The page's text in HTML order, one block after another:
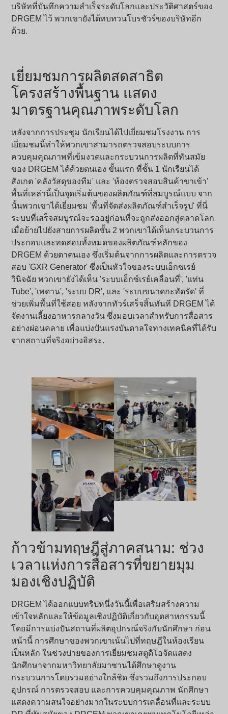
บริษัทที่บันทึกความสำเร็จระดับโลกและประวัติศาสตร์ของ
DRGEM ไว้ พวกเขายังได้ทบทวนโบรชัวร์ของบริษัทอีก
ด้วย.
เยี่ยมชมการผลิตสดสาธิต
โครงสร้างพื้นฐาน แสดง
มาตรฐานคุณภาพระดับโลก
หลังจากการประชุม นักเรียนได้ไปเยี่ยมชมโรงงาน การ
เยี่ยมชมนี้ทำให้พวกเขาสามารถตรวจสอบระบบการ
ควบคุมคุณภาพที่เข้มงวดและกระบวนการผลิตที่ทันสมัย
ของ DRGEM ได้ด้วยตนเอง ขั้นแรก ที่ชั้น 1 นักเรียนได้
สังเกต 'คลังวัสดุของทีม' และ 'ห้องตรวจสอบสินค้าขาเข้า'
พื้นที่เหล่านี้เป็นจุดเริ่มต้นของผลิตภัณฑ์ที่สมบูรณ์แบบ จาก
นั้นพวกเขาได้เยี่ยมชม 'พื้นที่จัดส่งผลิตภัณฑ์สำเร็จรูป' ที่นี่
ระบบที่เสร็จสมบูรณ์จะรออยู่ก่อนที่จะถูกส่งออกสู่ตลาดโลก
เมื่อย้ายไปยังสายการผลิตชั้น 2 พวกเขาได้เห็นกระบวนการ
ประกอบและทดสอบทั้งหมดของผลิตภัณฑ์หลักของ
DRGEM ด้วยตาตนเอง ซึ่งเริ่มต้นจากการผลิตและการตรวจ
สอบ 'GXR Generator' ซึ่งเป็นหัวใจของระบบเอ็กซเรย์
วินิจฉัย พวกเขายังได้เห็น 'ระบบเอ็กซ์เรย์เคลื่อนที่', 'แท่น
Tube', 'เพดาน', 'ระบบ DR', และ 'ระบบขนาดกะทัดรัด' ที่
ช่วยเพิ่มพื้นที่ใช้สอย หลังจากทัวร์เสร็จสิ้นทันที DRGEM ได้
จัดงานเลี้ยงอาหารกลางวัน ซึ่งมอบเวลาสำหรับการสื่อสาร
อย่างผ่อนคลาย เพื่อแบ่งปันแรงบันดาลใจทางเทคนิคที่ได้รับ
จากสถานที่จริงอย่างอิสระ.
ก้าวข้ามทฤษฎีสู่ภาคสนาม: ช่วง
เวลาแห่งการสื่อสารที่ขยายมุม
มองเชิงปฏิบัติ
DRGEM ได้ออกแบบทริปหนึ่งวันนี้เพื่อเสริมสร้างความ
เข้าใจหลักและให้ข้อมูลเชิงปฏิบัติเกี่ยวกับอุตสาหกรรมนี้
โดยมีการแบ่งปันสถานที่ผลิตอุปกรณ์จริงกับนักศึกษา ก่อน
หน้านี้ การศึกษาของพวกเขาเน้นไปที่ทฤษฎีในห้องเรียน
เป็นหลัก ในช่วงบ่ายของการเยี่ยมชมสตูดิโอจัดแสดง
นักศึกษาจากมหาวิทยาลัยมาซานได้ศึกษาดูงาน
กระบวนการโดยรวมอย่างใกล้ชิด ซึ่งรวมถึงการประกอบ
อุปกรณ์ การตรวจสอบ และการควบคุมคุณภาพ นักศึกษา
แสดงความสนใจอย่างมากในระบบการเคลื่อนที่และระบบ